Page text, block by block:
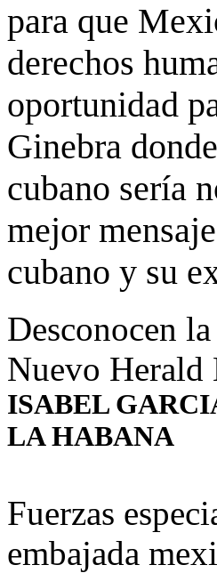
para que
derechos
oportunidad
Ginebra
cubano sería
mejor
cubano y su
Desconocen
Nuevo Herald
ISABEL
LA HABANA
Fuerzas
embajada